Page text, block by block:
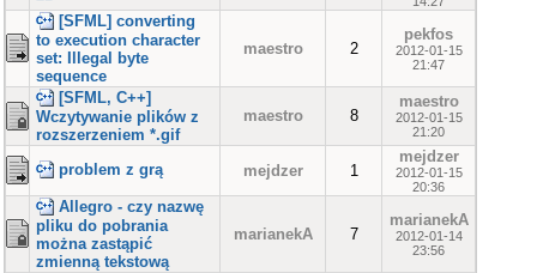
[SFML] converting
to execution character
set: Illegal byte
sequence
maestro 2
pekfos
2012-01-15
21:47
[SFML, C++]
Wczytywanie plików z
rozszerzeniem *.gif
maestro 8
maestro
2012-01-15
21:20
problem z grą mejdzer 1
mejdzer
2012-01-15
20:36
Allegro - czy nazwę
pliku do pobrania
można zastąpić
zmienną tekstową
marianekA 7
marianekA
2012-01-14
23:56